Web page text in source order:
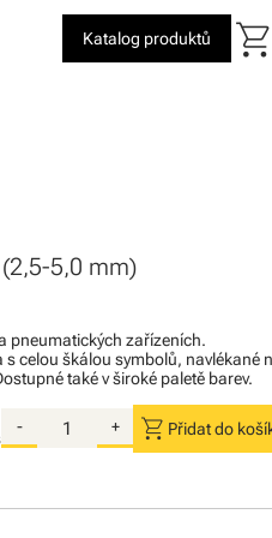
Katalog produktů shopping_cart
5,0 mm)
pneumatických zařízeních.
celou škálou symbolů, navlékané
také v široké paletě barev.
- + shopping_cart Přidat do